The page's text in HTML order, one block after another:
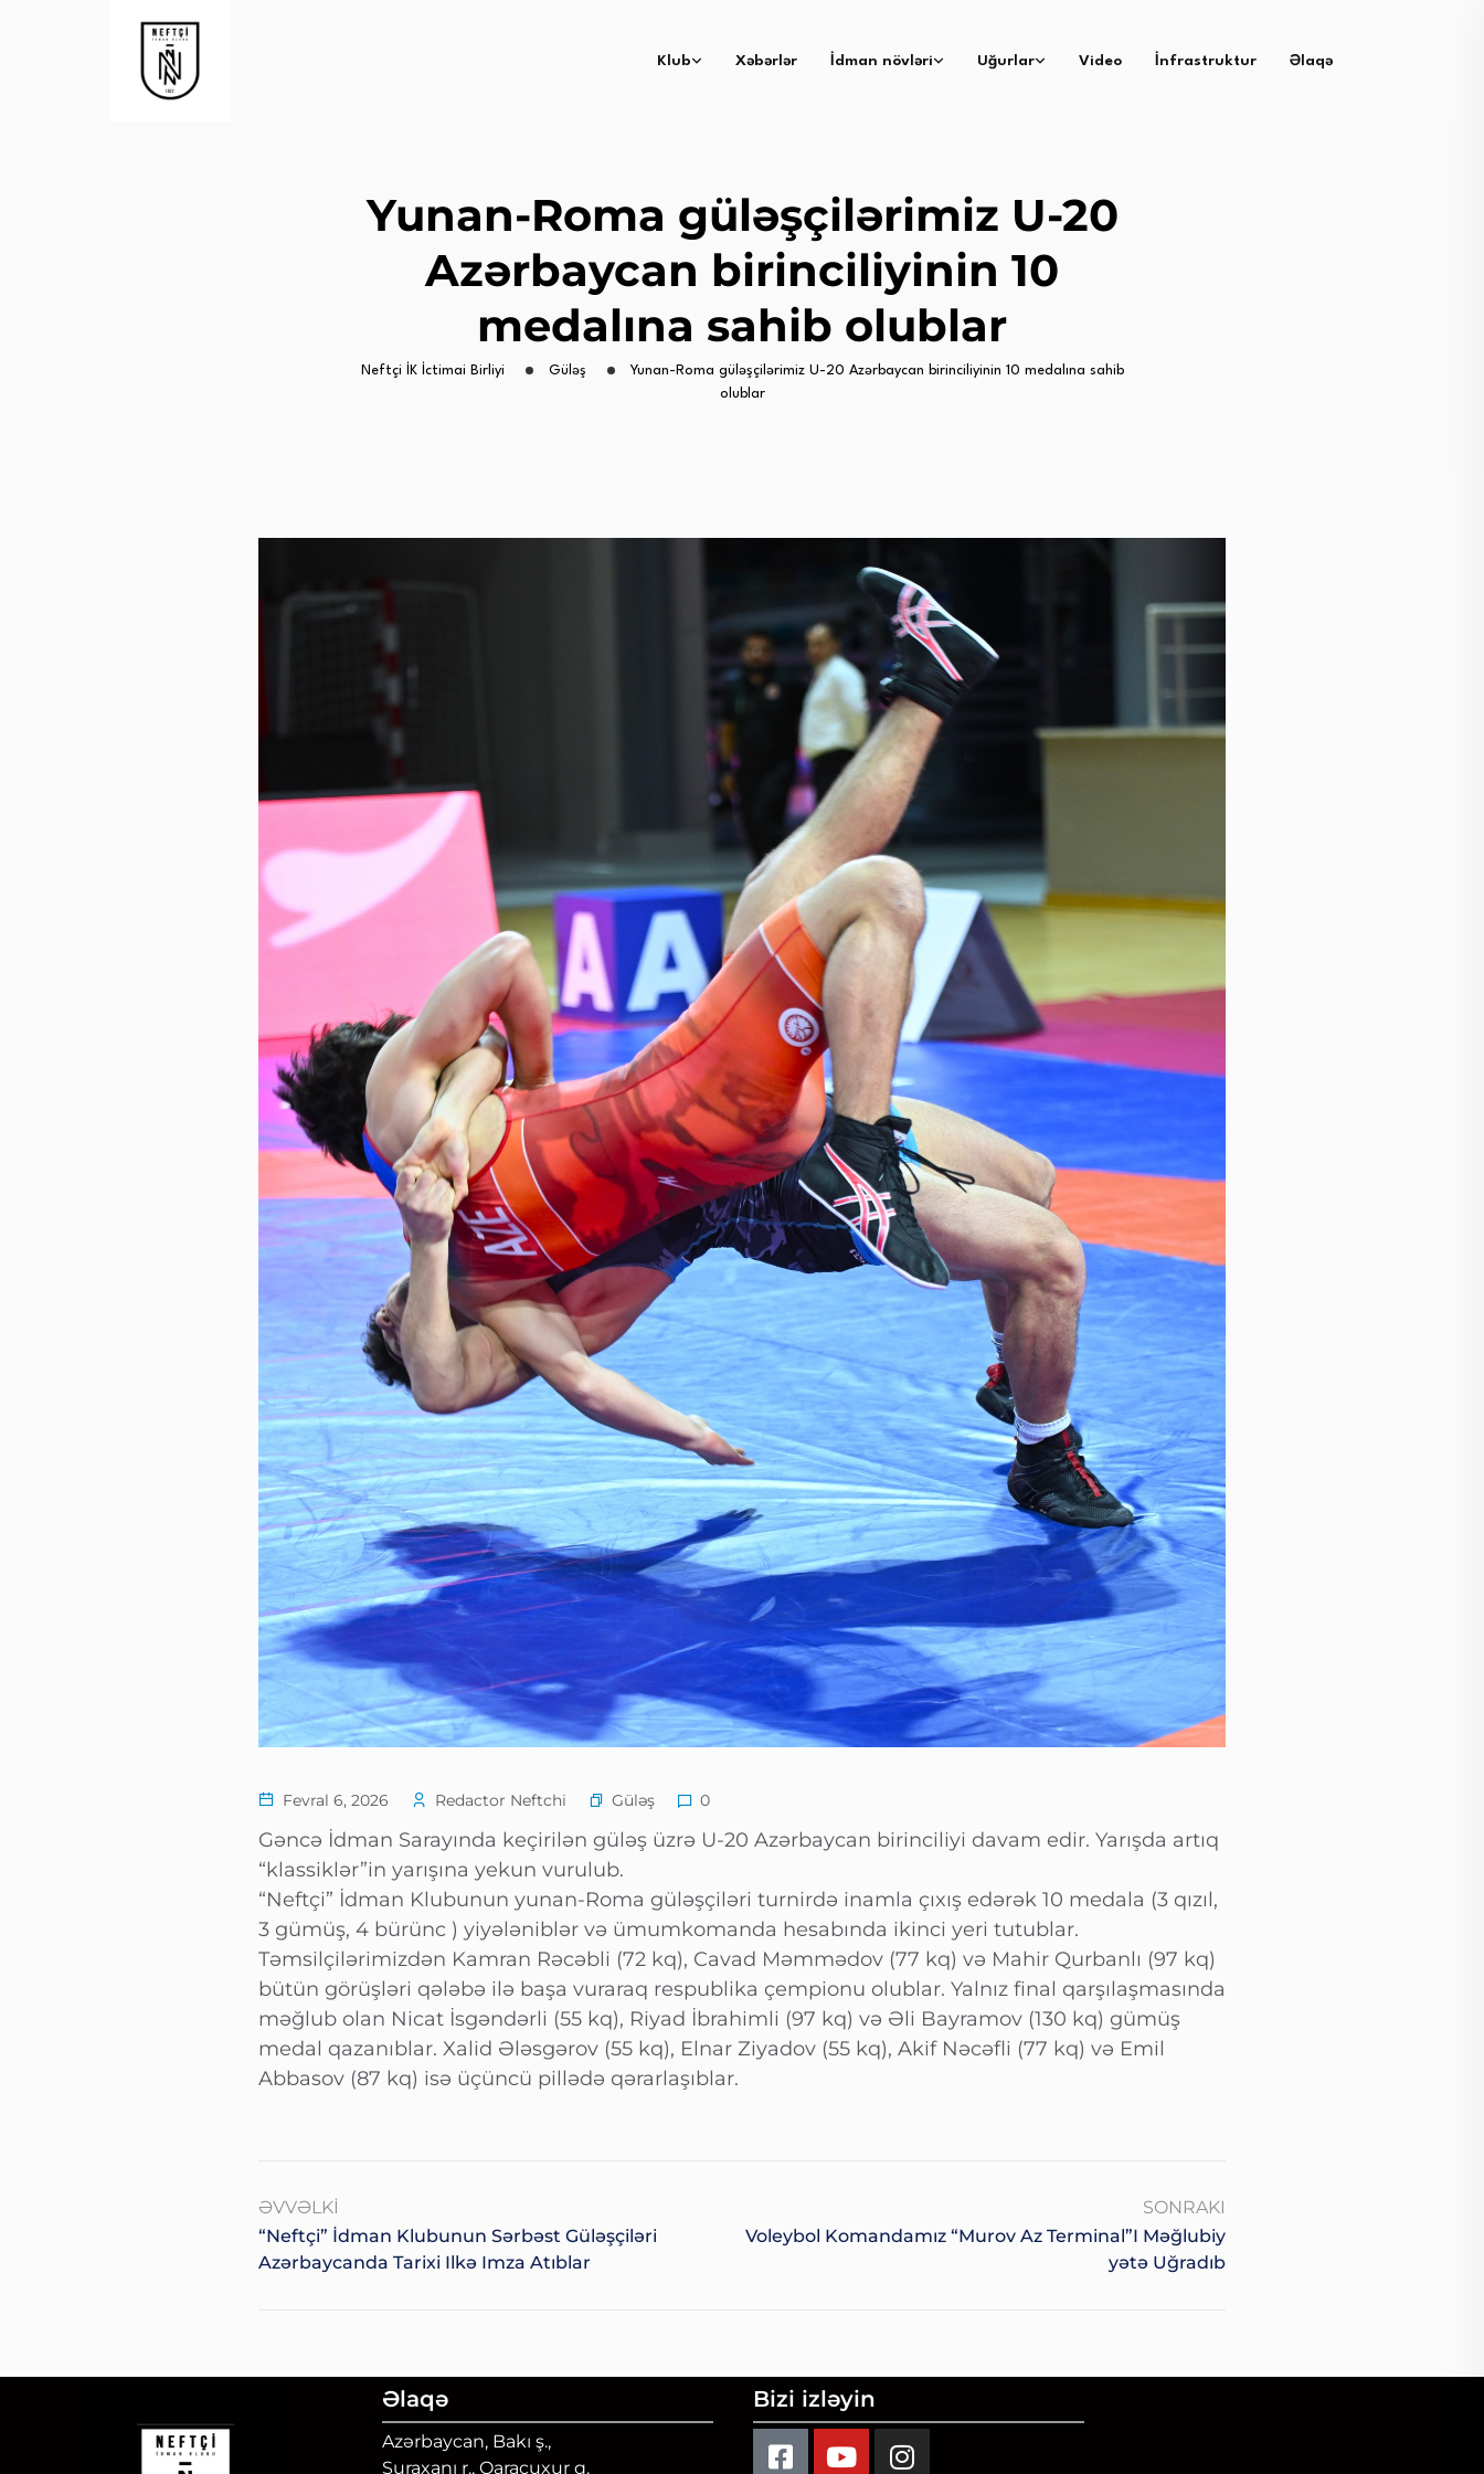
Klub Xəbərlər İdman növləri Uğurlar Video İnfrastruktur Əlaqə
Yunan-Roma güləşçilərimiz U-20
Azərbaycan birinciliyinin 10
medalına sahib olublar
Neftçi İK İctimai Birliyi Güləş
Yunan-Roma güləşçilərimiz U-20 Azərbaycan birinciliyinin 10 medalına sahib
olublar
Fevral 6, 2026 Redactor Neftchi Güləş 0
Gəncə İdman Sarayında keçirilən güləş üzrə U-20 Azərbaycan birinciliyi davam edir. Yarışda artıq
“klassiklər”in yarışına yekun vurulub.
“Neftçi” İdman Klubunun yunan-Roma güləşçiləri turnirdə inamla çıxış edərək 10 medala (3 qızıl,
3 gümüş, 4 bürünc ) yiyələniblər və ümumkomanda hesabında ikinci yeri tutublar.
Təmsilçilərimizdən Kamran Rəcəbli (72 kq), Cavad Məmmədov (77 kq) və Mahir Qurbanlı (97 kq)
bütün görüşləri qələbə ilə başa vuraraq respublika çempionu olublar. Yalnız final qarşılaşmasında
məğlub olan Nicat İsgəndərli (55 kq), Riyad İbrahimli (97 kq) və Əli Bayramov (130 kq) gümüş
medal qazanıblar. Xalid Ələsgərov (55 kq), Elnar Ziyadov (55 kq), Akif Nəcəfli (77 kq) və Emil
Abbasov (87 kq) isə üçüncü pillədə qərarlaşıblar.
ƏVVƏLKI
“Neftçi” İdman Klubunun Sərbəst Güləşçiləri
Azərbaycanda Tarixi Ilkə Imza Atıblar
SONRAKI
Voleybol Komandamız “Murov Az Terminal”ı Məğlubiy
Yətə Uğradıb
Əlaqə
Azərbaycan, Bakı ş.,
Suraxanı r., Qaraçuxur q.
Bizi izləyin